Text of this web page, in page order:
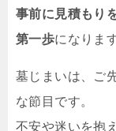
事前に見積もり
第一歩になりま
墓じまいは、ご
な節目です。
不安や迷いを抱